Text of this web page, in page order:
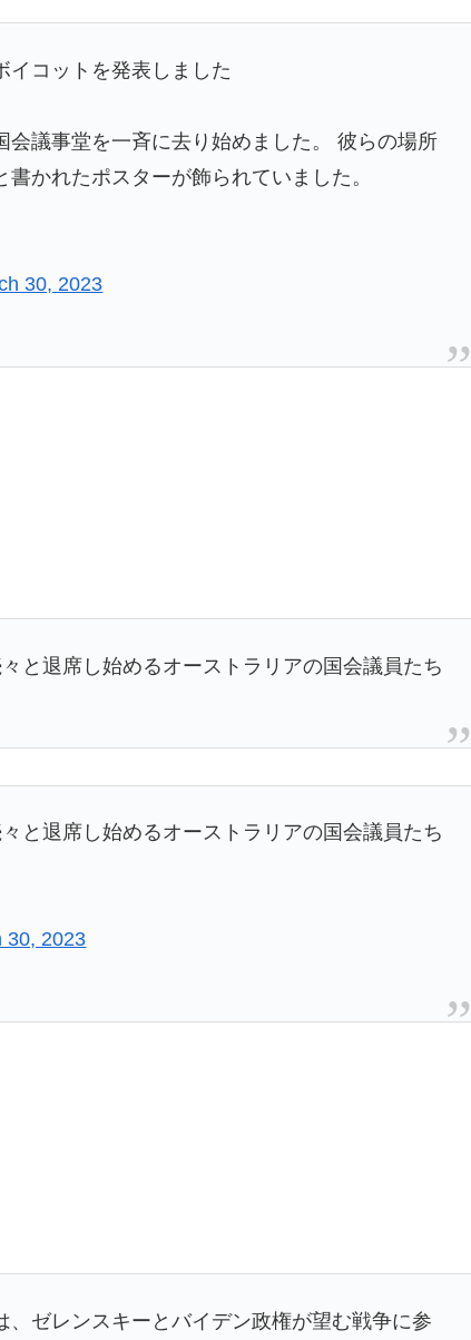
イコットを発表しました
議事堂を一斉に去り始めました。 彼らの場所
かれたポスターが飾られていました。
30, 2023
と退席し始めるオーストラリアの国会議員たち
と退席し始めるオーストラリアの国会議員たち
30, 2023
ゼレンスキーとバイデン政権が望む戦争に参